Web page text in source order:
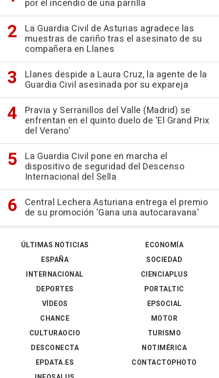
por el incendio de una parrilla
La Guardia Civil de Asturias agradece las
muestras de cariño tras el asesinato de su
compañera en Llanes
Llanes despide a Laura Cruz, la agente de la
Guardia Civil asesinada por su expareja
Pravia y Serranillos del Valle (Madrid) se
enfrentan en el quinto duelo de 'El Grand Prix
del Verano'
La Guardia Civil pone en marcha el
dispositivo de seguridad del Descenso
Internacional del Sella
Central Lechera Asturiana entrega el premio
de su promoción 'Gana una autocaravana'
ÚLTIMAS NOTICIAS
ESPAÑA
INTERNACIONAL
DEPORTES
VÍDEOS
ECONOMÍA
SOCIEDAD
CIENCIAPLUS
PORTALTIC
EPSOCIAL
CHANCE
CULTURAOCIO
DESCONECTA
EPDATA.ES
MOTOR
TURISMO
NOTIMÉRICA
CONTACTOPHOTO